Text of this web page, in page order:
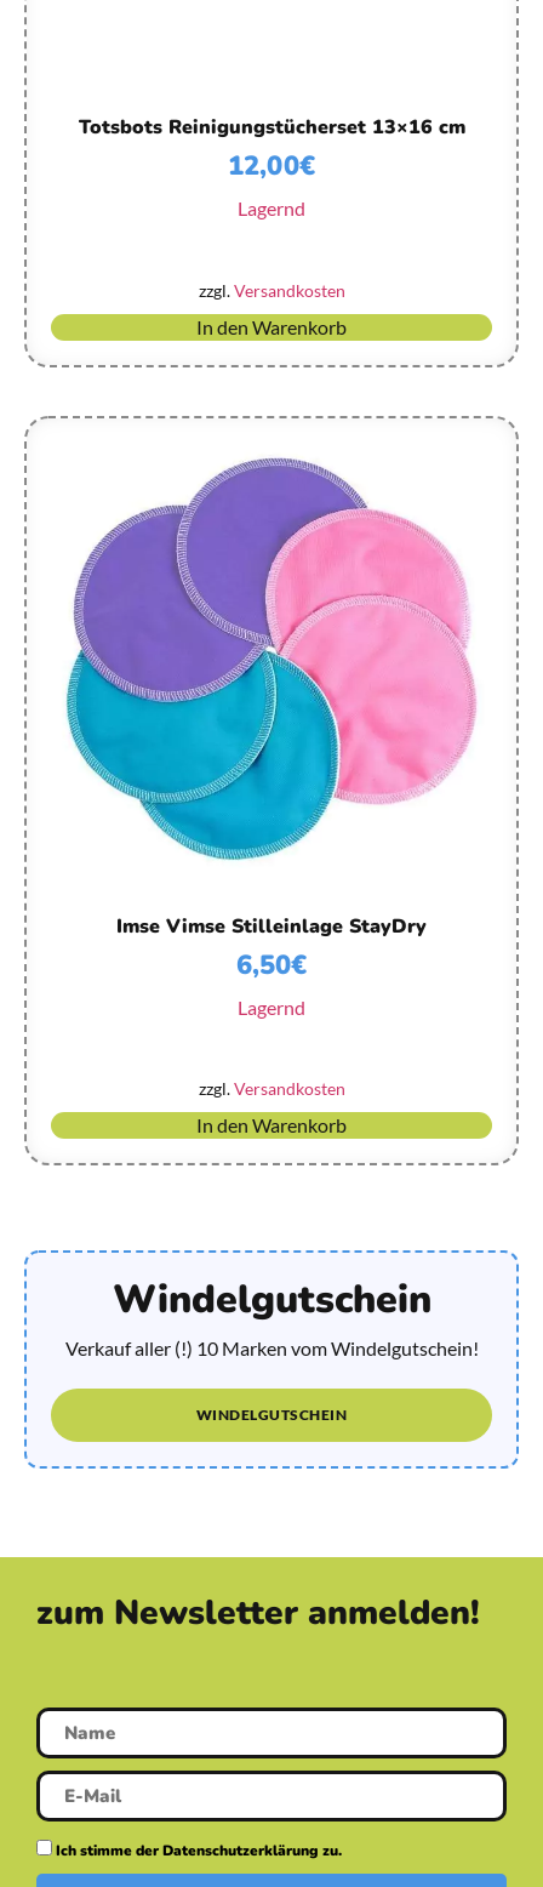
Totsbots Reinigungstücherset 13×16 cm
12,00€
Lagernd
zzgl.Versandkosten
In den Warenkorb
Imse Vimse Stilleinlage StayDry
6,50€
Lagernd
zzgl.Versandkosten
In den Warenkorb
Windelgutschein
Verkauf aller (!) 10 Marken vom Windelgutschein!
WINDELGUTSCHEIN
zum Newsletter anmelden!
Ich stimme der Datenschutzerklärung zu.